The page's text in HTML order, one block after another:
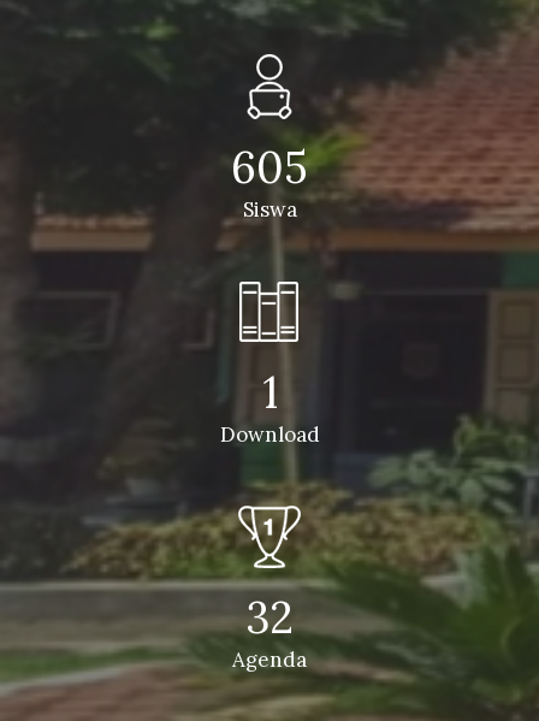
605
Siswa
1
Download
32
Agenda